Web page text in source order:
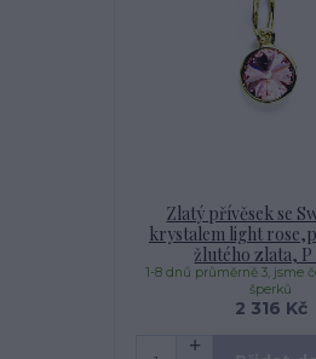
Zlatý přívěsek se
krystalem light
žlutého zlata, P
2 316 Kč
1-8 dnů průměrně 3, jsme
šperků